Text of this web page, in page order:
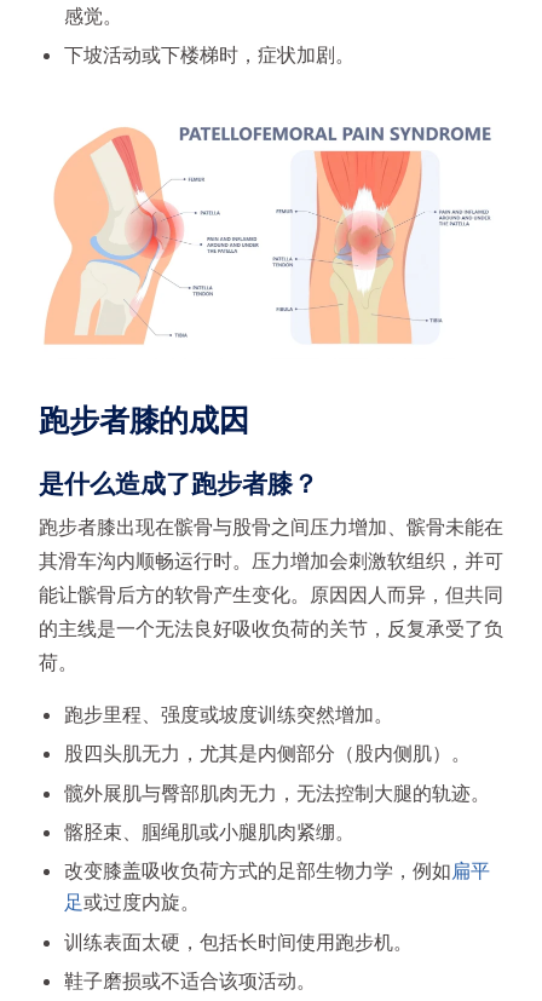
感觉。
下坡活动或下楼梯时，症状加剧。
跑步者膝的成因
是什么造成了跑步者膝？
跑步者膝出现在髌骨与股骨之间压力增加、髌骨未能在
其滑车沟内顺畅运行时。压力增加会刺激软组织，并可
能让髌骨后方的软骨产生变化。原因因人而异，但共同
的主线是一个无法良好吸收负荷的关节，反复承受了负
荷。
跑步里程、强度或坡度训练突然增加。
股四头肌无力，尤其是内侧部分（股内侧肌）。
髋外展肌与臀部肌肉无力，无法控制大腿的轨迹。
髂胫束、腘绳肌或小腿肌肉紧绷。
改变膝盖吸收负荷方式的足部生物力学，例如扁平
足或过度内旋。
训练表面太硬，包括长时间使用跑步机。
鞋子磨损或不适合该项活动。